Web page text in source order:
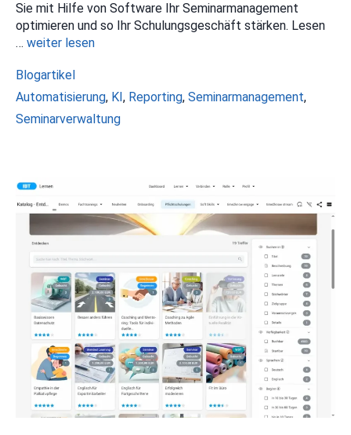
Sie mit Hilfe von Software Ihr Seminarmanagement
optimieren und so Ihr Schulungsgeschäft stärken. Lesen
… weiter lesen
Kategorien
Blogartikel
Schlagwörter
Automatisierung, KI , Reporting, Seminarmanagement,
Seminarverwaltung